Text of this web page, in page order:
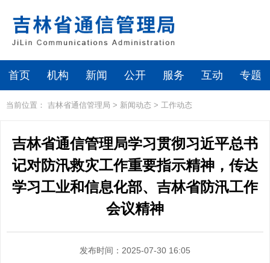
首页 机构 新闻 公开 服务 互动 专题
当前位置： 吉林省通信管理局 > 新闻动态 > 工作动态
吉林省通信管理局学习贯彻习近平总书
记对防汛救灾工作重要指示精神，传达
学习工业和信息化部、吉林省防汛工作
会议精神
发布时间：2025-07-30 16:05